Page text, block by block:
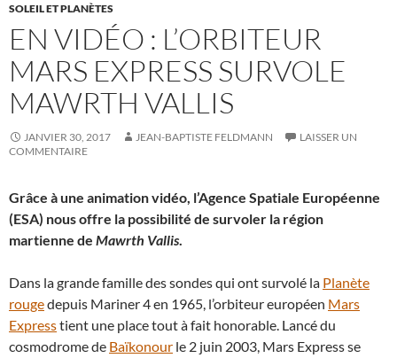
SOLEIL ET PLANÈTES
EN VIDÉO : L’ORBITEUR
MARS EXPRESS SURVOLE
MAWRTH VALLIS
JANVIER 30, 2017 JEAN-BAPTISTE FELDMANN
LAISSER UN
COMMENTAIRE
Grâce à une animation vidéo, l’Agence Spatiale Européenne
(ESA) nous offre la possibilité de survoler la région
martienne de Mawrth Vallis.
Dans la grande famille des sondes qui ont survolé la Planète
rougedepuis Mariner 4 en 1965, l’orbiteur européen Mars
Expresstient une place tout à fait honorable. Lancé du
cosmodrome de Baïkonour le 2 juin 2003, Mars Express se